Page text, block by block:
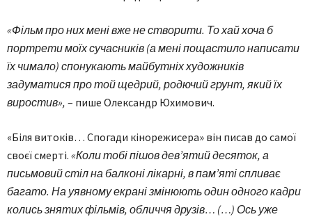
«Фільм про них мені вже не створити. То хай хоча б
портрети моїх сучасників (а мені пощастило написати
їх чимало) спонукають майбутніх художників
задуматися про той щедрий, родючий грунт, який їх
виростив», – пише Олександр Юхимович.
«Біля витоків… Спогади кінорежисера» він писав до самої
своєї смерті. «Коли тобі пішов дев’ятий десяток, а
письмовий стіл на балконі лікарні, в пам’яті спливає
багато. На уявному екрані змінюють один одного кадри
колись знятих фільмів, обличчя друзів… (…) Ось уже